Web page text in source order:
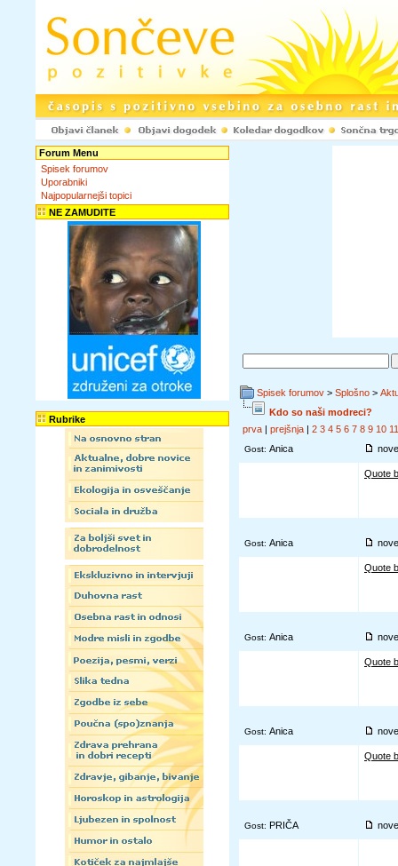
Forum Menu
Spisek forumov
Uporabniki
Najpopularnejši topici
NE ZAMUDITE
Rubrike
Spisek forumov > Splošno >
Kdo so naši modreci?
prva | prejšnja | 2 3 4 5 6 7 8 9 10 11
Gost: Anica
Quote
Gost: Anica
Quote
Gost: Anica
Quote
Gost: Anica
Quote
Gost: PRIČA